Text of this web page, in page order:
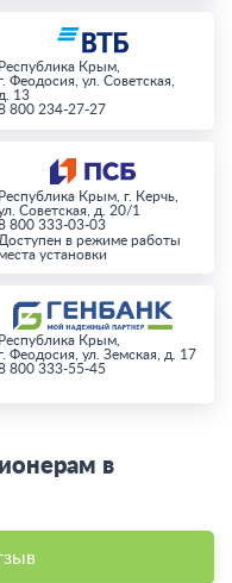
Республика Крым,
Феодосия, ул. Советская,
д. 13
800 234-27-27
Республика Крым, г. Керчь,
Советская, д. 20/1
800 333-03-03
Доступен в режиме работы
установки
Республика Крым,
Феодосия, ул. Земская, д. 17
800 333-55-45
в